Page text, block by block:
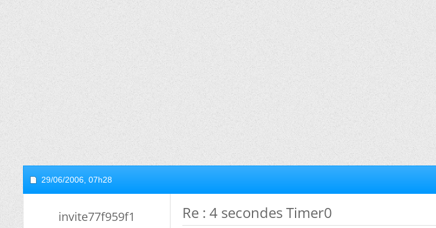
29/06/2006, 07h28
invite77f959f1 Re : 4 secondes Timer0